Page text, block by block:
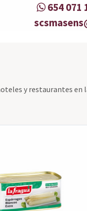
654 071
y restaurantes